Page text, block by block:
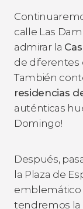
calle Las
admirar la
de diferentes
También
residencias
auténticas
Domingo!
Después,
la Plaza de
emblemático
tendremos la